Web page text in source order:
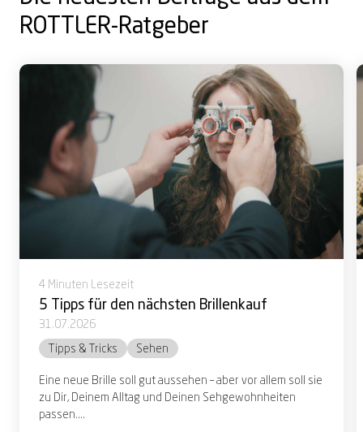
ROTTLER-Ratgeber
4 Minuten Lesezeit
5 Tipps für den nächsten Brillenkauf
31.07.2026
Tipps & Tricks Sehen
Eine neue Brille soll gut aussehen – aber vor allem soll sie
zu Dir, Deinem Alltag und Deinen Sehgewohnheiten
passen....